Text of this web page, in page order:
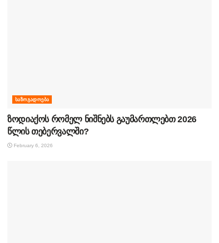
ᲡᲐᲖᲝᲒᲐᲓᲝᲔᲑᲐ
ზოდიაქოს რომელ ნიშნებს გაუმართლებთ 2026
წლის თებერვალში?
February 6, 2026